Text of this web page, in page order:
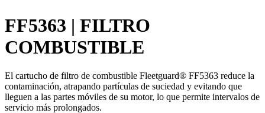
FF5363 | FILTRO
COMBUSTIBLE
El cartucho de filtro de combustible Fleetguard® FF5363 reduce la
contaminación, atrapando partículas de suciedad y evitando que
lleguen a las partes móviles de su motor, lo que permite intervalos de
servicio más prolongados.